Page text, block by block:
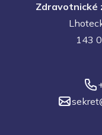
Zdravotnické
143